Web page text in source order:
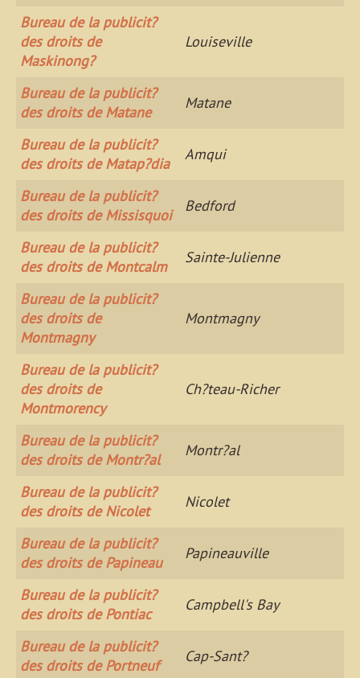
Bureau de la publicit?
des droits de
Maskinong?
Louiseville
Bureau de la publicit?
des droits de Matane
Matane
Bureau de la publicit?
des droits de Matap?dia
Amqui
Bureau de la publicit?
des droits de Missisquoi
Bedford
Bureau de la publicit?
des droits de Montcalm
Sainte-Julienne
Bureau de la publicit?
des droits de
Montmagny
Montmagny
Bureau de la publicit?
des droits de
Montmorency
Ch?teau-Richer
Bureau de la publicit?
des droits de Montr?al
Montr?al
Bureau de la publicit?
des droits de Nicolet
Nicolet
Bureau de la publicit?
des droits de Papineau
Papineauville
Bureau de la publicit?
des droits de Pontiac
Campbell's Bay
Bureau de la publicit?
des droits de Portneuf
Cap-Sant?